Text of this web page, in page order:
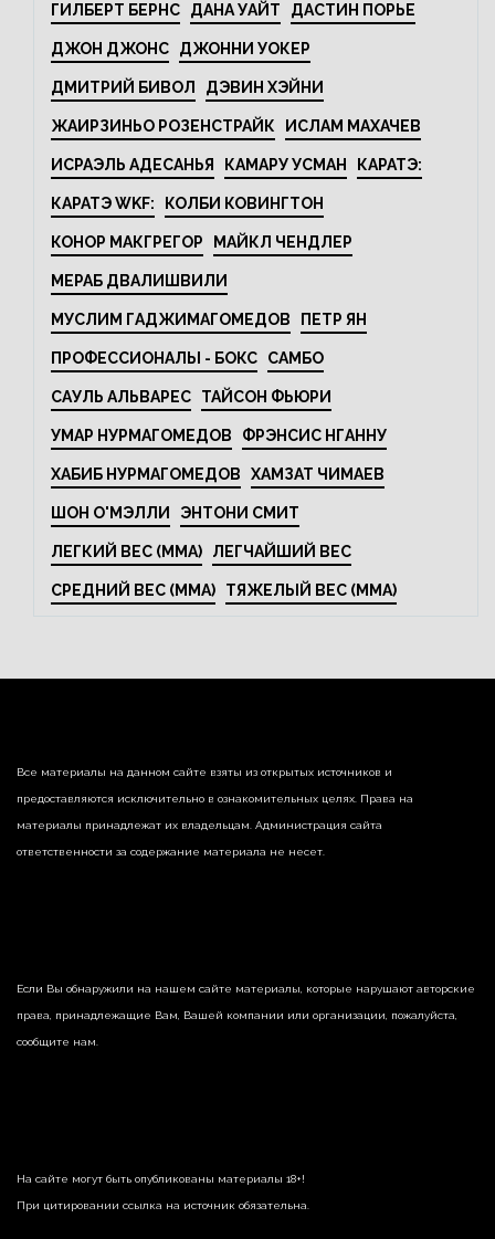
ГИЛБЕРТ БЕРНС ДАНА УАЙТ ДАСТИН ПОРЬЕ
ДЖОН ДЖОНС ДЖОННИ УОКЕР
ДМИТРИЙ БИВОЛ ДЭВИН ХЭЙНИ
ЖАИРЗИНЬО РОЗЕНСТРАЙК ИСЛАМ МАХАЧЕВ
ИСРАЭЛЬ АДЕСАНЬЯ КАМАРУ УСМАН КАРАТЭ:
КАРАТЭ WKF: КОЛБИ КОВИНГТОН
КОНОР МАКГРЕГОР МАЙКЛ ЧЕНДЛЕР
МЕРАБ ДВАЛИШВИЛИ
МУСЛИМ ГАДЖИМАГОМЕДОВ ПЕТР ЯН
ПРОФЕССИОНАЛЫ - БОКС САМБО
САУЛЬ АЛЬВАРЕС ТАЙСОН ФЬЮРИ
УМАР НУРМАГОМЕДОВ ФРЭНСИС НГАННУ
ХАБИБ НУРМАГОМЕДОВ ХАМЗАТ ЧИМАЕВ
ШОН О'МЭЛЛИ ЭНТОНИ СМИТ
ЛЕГКИЙ ВЕС (MMA) ЛЕГЧАЙШИЙ ВЕС
СРЕДНИЙ ВЕС (MMA) ТЯЖЕЛЫЙ ВЕС (MMA)
Все материалы на данном сайте взяты из открытых источников и
предоставляются исключительно в ознакомительных целях. Права на
материалы принадлежат их владельцам. Администрация сайта
ответственности за содержание материала не несет.
Если Вы обнаружили на нашем сайте материалы, которые нарушают авторские
права, принадлежащие Вам, Вашей компании или организации, пожалуйста,
сообщите нам.
На сайте могут быть опубликованы материалы 18+!
При цитировании ссылка на источник обязательна.